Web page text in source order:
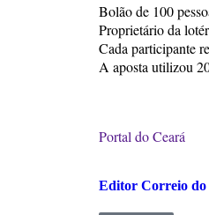
Bolão de 100
Proprietário da
Cada participante
A aposta utilizou
Portal do Ceará
Editor Correio do